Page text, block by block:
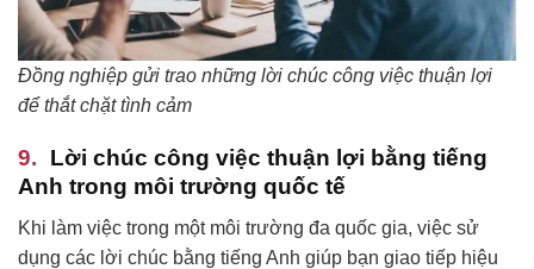
Đồng nghiệp gửi trao những lời chúc công việc thuận lợi
để thắt chặt tình cảm
Lời chúc công việc thuận lợi bằng tiếng
Anh trong môi trường quốc tế
Khi làm việc trong một môi trường đa quốc gia, việc sử
dụng các lời chúc bằng tiếng Anh giúp bạn giao tiếp hiệu